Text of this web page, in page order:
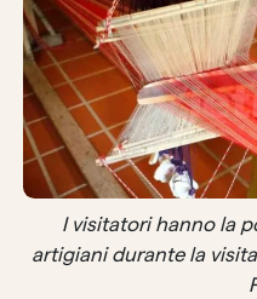
I visitatori hanno la
artigiani durante la